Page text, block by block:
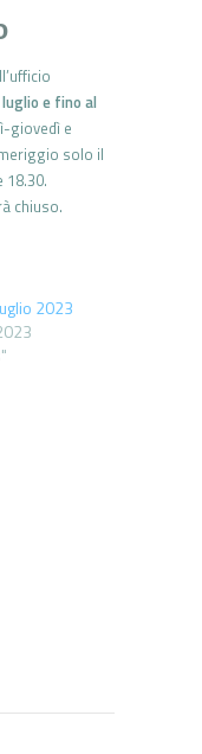
e fino al
giovedì e
solo il
18.30.
chiuso.
2023